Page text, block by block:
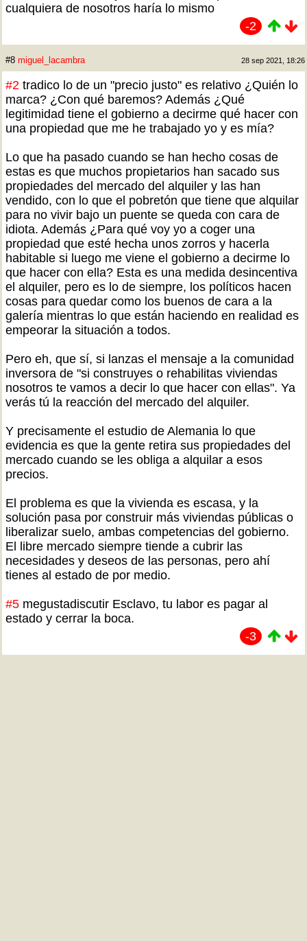
cualquiera de nosotros haría lo mismo
-2
#8 miguel_lacambra 28 sep 2021, 18:26
#2 tradico lo de un "precio justo" es relativo ¿Quién lo
marca? ¿Con qué baremos? Además ¿Qué
legitimidad tiene el gobierno a decirme qué hacer con
una propiedad que me he trabajado yo y es mía?
Lo que ha pasado cuando se han hecho cosas de
estas es que muchos propietarios han sacado sus
propiedades del mercado del alquiler y las han
vendido, con lo que el pobretón que tiene que alquilar
para no vivir bajo un puente se queda con cara de
idiota. Además ¿Para qué voy yo a coger una
propiedad que esté hecha unos zorros y hacerla
habitable si luego me viene el gobierno a decirme lo
que hacer con ella? Esta es una medida desincentiva
el alquiler, pero es lo de siempre, los políticos hacen
cosas para quedar como los buenos de cara a la
galería mientras lo que están haciendo en realidad es
empeorar la situación a todos.
Pero eh, que sí, si lanzas el mensaje a la comunidad
inversora de "si construyes o rehabilitas viviendas
nosotros te vamos a decir lo que hacer con ellas". Ya
verás tú la reacción del mercado del alquiler.
Y precisamente el estudio de Alemania lo que
evidencia es que la gente retira sus propiedades del
mercado cuando se les obliga a alquilar a esos
precios.
El problema es que la vivienda es escasa, y la
solución pasa por construir más viviendas públicas o
liberalizar suelo, ambas competencias del gobierno.
El libre mercado siempre tiende a cubrir las
necesidades y deseos de las personas, pero ahí
tienes al estado de por medio.
#5 megustadiscutir Esclavo, tu labor es pagar al
estado y cerrar la boca.
-3